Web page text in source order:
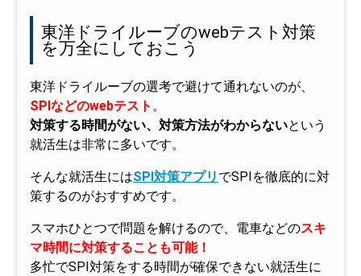
東洋ドライルーブのwebテスト対策
を万全にしておこう
東洋ドライルーブの選考で避けて通れないのが、
SPIなどのwebテスト 。
対策する時間がない、対策方法がわからないという
就活生は非常に多いです。
そんな就活生にはSPI対策アプリ でSPIを徹底的に対
策するのがおすすめです。
スマホひとつで問題を解けるので、電車などのスキ
マ時間に対策することも可能！
多忙でSPI対策をする時間が確保できない就活生に